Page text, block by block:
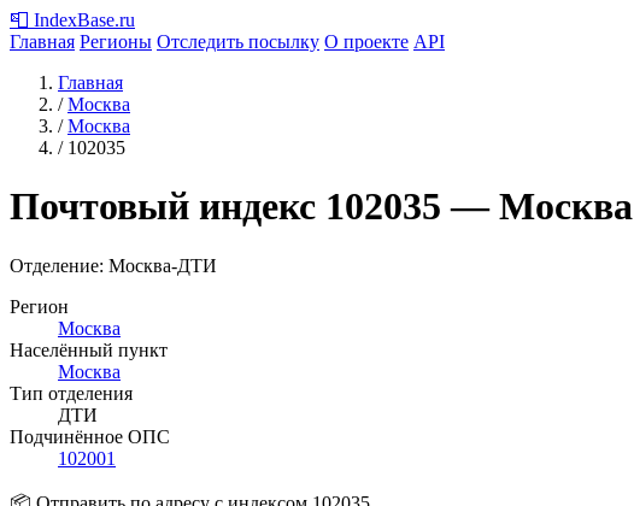
📮 IndexBase.ru
Главная Регионы Отследить посылку О проекте API
Главная
/ Москва
/ Москва
/ 102035
Почтовый индекс 102035 — Москва
Отделение: Москва-ДТИ
Регион
Москва
Населённый пункт
Москва
Тип отделения
ДТИ
Подчинённое ОПС
102001